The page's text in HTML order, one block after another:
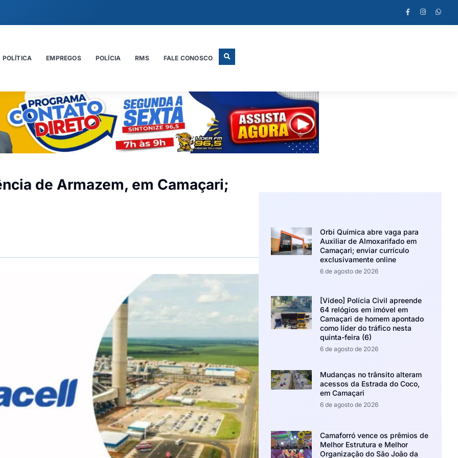
POLÍTICA EMPREGOS POLÍCIA RMS FALE CONOSCO
de Armazem, em Camaçari;
Orbi Química abre vaga para
Auxiliar de Almoxarifado em
Camaçari; enviar currículo
exclusivamente online
6 de agosto de 2026
[Vídeo] Polícia Civil apreende
64 relógios em imóvel em
Camaçari de homem apontado
como líder do tráfico nesta
quinta-feira (6)
6 de agosto de 2026
Mudanças no trânsito alteram
acessos da Estrada do Coco,
em Camaçari
6 de agosto de 2026
Camaforró vence os prêmios de
Melhor Estrutura e Melhor
Organização do São João da